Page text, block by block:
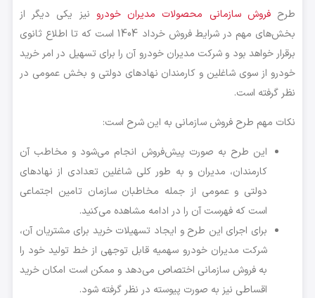
طرحفروش سازمانی محصولات مدیران خودرو نیز یکی دیگر از
بخش‌های مهم در شرایط فروش خرداد 1404 است که تا اطلاع ثانوی
برقرار خواهد بود و شرکت مدیران خودرو آن را برای تسهیل در امر خرید
خودرو از سوی شاغلین و کارمندان نهادهای دولتی و بخش عمومی در
نظر گرفته است.
نکات مهم طرح فروش سازمانی به این شرح است:
این طرح به صورت پیش‌فروش انجام می‌شود و مخاطب آن
کارمندان، مدیران و به طور کلی شاغلین تعدادی از نهادهای
دولتی و عمومی از جمله مخاطبان سازمان تامین اجتماعی
است که فهرست آن را در ادامه مشاهده می‌کنید.
برای اجرای این طرح و ایجاد تسهیلات خرید برای مشتریان آن،
شرکت مدیران خودرو سهمیه قابل توجهی از خط تولید خود را
به فروش سازمانی اختصاص می‌دهد و ممکن است امکان خرید
اقساطی نیز به صورت پیوسته در نظر گرفته شود.